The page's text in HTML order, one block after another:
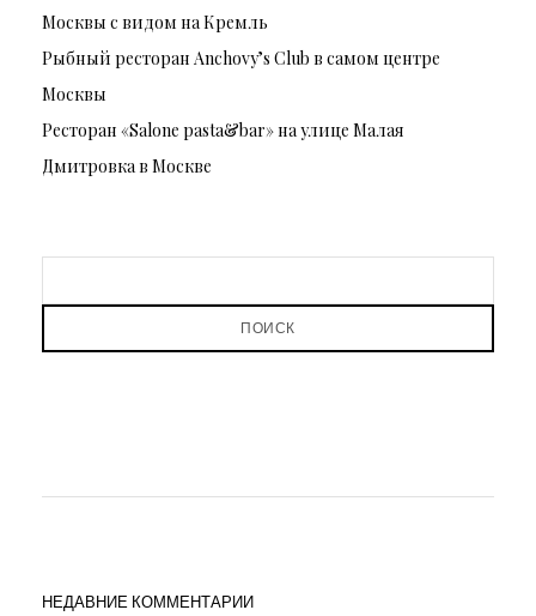
Москвы с видом на Кремль
Рыбный ресторан Anchovy’s Club в самом центре
Москвы
Ресторан «Salone pasta&bar» на улице Малая
Дмитровка в Москве
ПОИСК
НЕДАВНИЕ КОММЕНТАРИИ